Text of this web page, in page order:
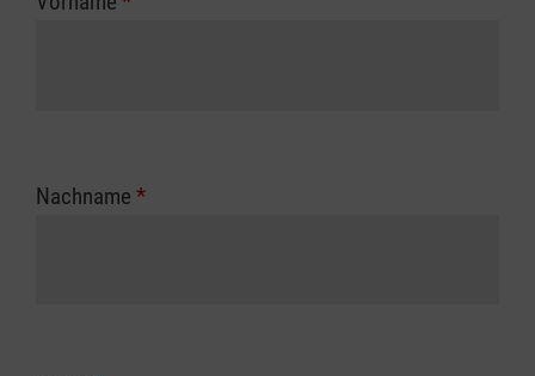
Nachname *